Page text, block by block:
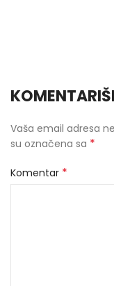
KOMENTARIŠI
Vaša email adresa
su označena sa *
Komentar *